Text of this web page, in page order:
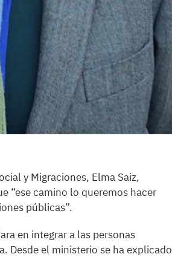
y Migraciones, Elma Saiz,
“ese camino lo queremos hacer
públicas”.
en integrar a las personas
Desde el ministerio se ha explicado